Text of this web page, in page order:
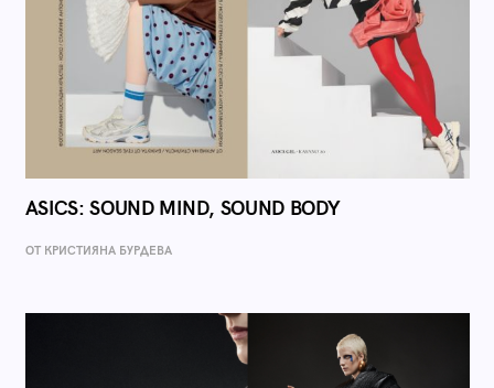
ASICS: SOUND MIND, SOUND BODY
ОТ КРИСТИЯНА БУРДЕВА